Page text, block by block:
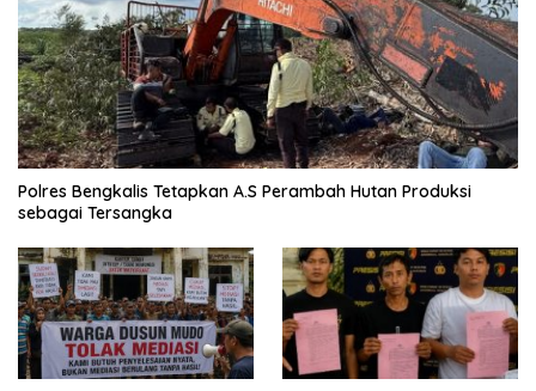
Polres Bengkalis Tetapkan A.S Perambah Hutan Produksi
sebagai Tersangka